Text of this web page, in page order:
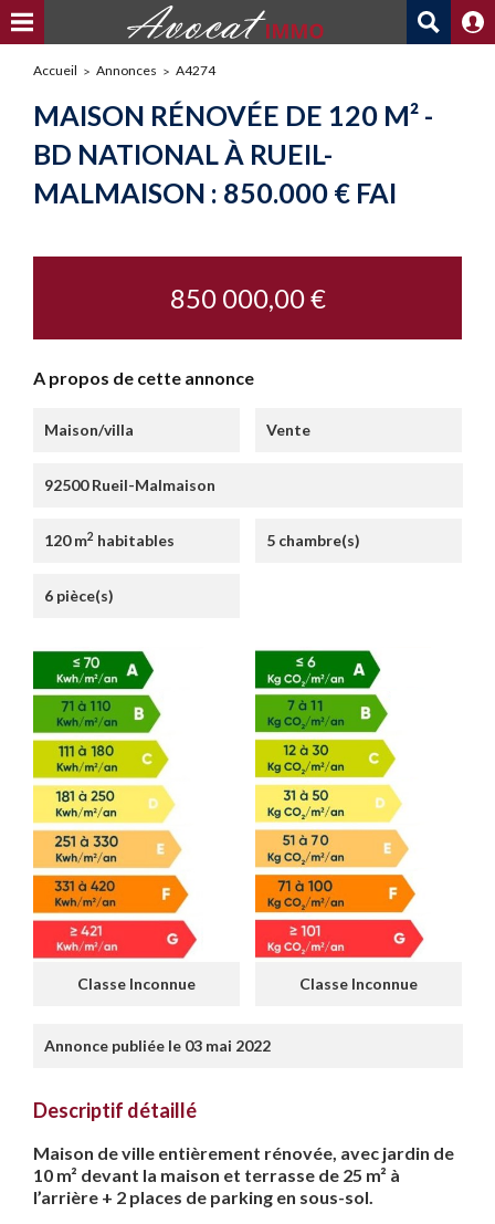
Accueil Annonces A4274
MAISON RÉNOVÉE DE 120 M² -
BD NATIONAL À RUEIL-
MALMAISON : 850.000 € FAI
850 000,00 €
A propos de cette annonce
Maison/villa Vente
92500 Rueil-Malmaison
120 m2 habitables 5 chambre(s)
6 pièce(s)
Classe Inconnue Classe Inconnue
Annonce publiée le 03 mai 2022
Descriptif détaillé
Maison de ville entièrement rénovée, avec jardin de
10 m² devant la maison et terrasse de 25 m² à
l’arrière + 2 places de parking en sous-sol.